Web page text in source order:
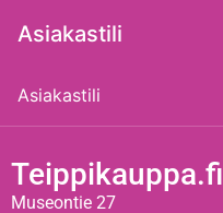
Asiakastili
Asiakastili
Teippikauppa.fi
Museontie 27